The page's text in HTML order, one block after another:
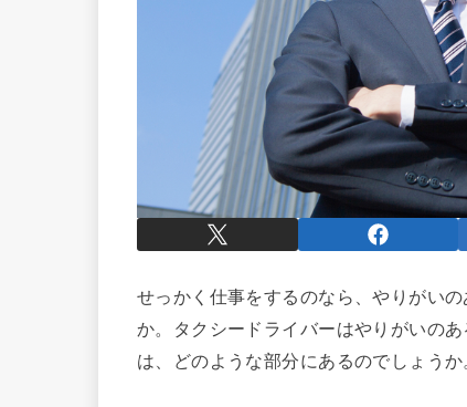
せっかく仕事をするのなら、やりがい
か。タクシードライバーはやりがいの
は、どのような部分にあるのでしょうか